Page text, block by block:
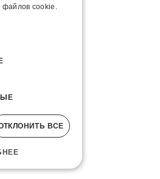
файлов cookie.
ВСЕ